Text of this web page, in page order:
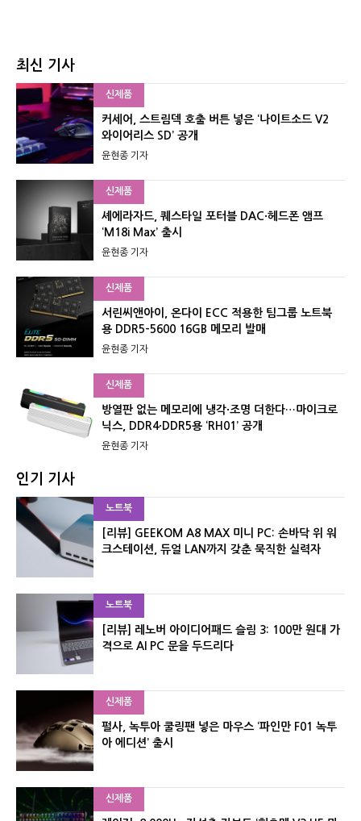
최신 기사
신제품
커세어, 스트림덱 호출 버튼 넣은 ‘나이트소드 V2
와이어리스 SD’ 공개
윤현종 기자
신제품
셰에라자드, 퀘스타일 포터블 DAC·헤드폰 앰프
‘M18i Max’ 출시
윤현종 기자
신제품
서린씨앤아이, 온다이 ECC 적용한 팀그룹 노트북
용 DDR5-5600 16GB 메모리 발매
윤현종 기자
신제품
방열판 없는 메모리에 냉각·조명 더한다…마이크로
닉스, DDR4·DDR5용 ‘RH01’ 공개
윤현종 기자
인기 기사
노트북
[리뷰] GEEKOM A8 MAX 미니 PC: 손바닥 위 워
크스테이션, 듀얼 LAN까지 갖춘 묵직한 실력자
노트북
[리뷰] 레노버 아이디어패드 슬림 3: 100만 원대 가
격으로 AI PC 문을 두드리다
신제품
펄사, 녹투아 쿨링팬 넣은 마우스 ‘파인만 F01 녹투
아 에디션’ 출시
신제품